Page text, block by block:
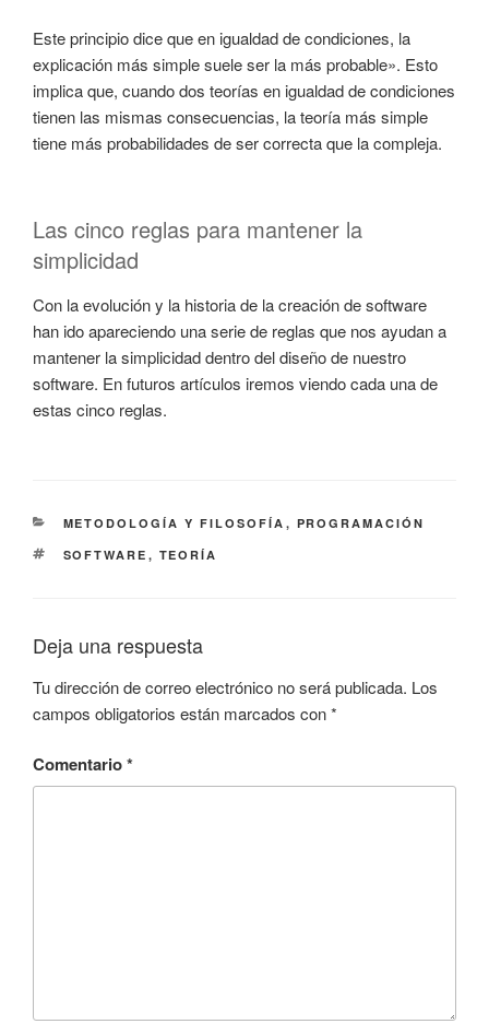
Este principio dice que en igualdad de condiciones, la
explicación más simple suele ser la más probable». Esto
implica que, cuando dos teorías en igualdad de condiciones
tienen las mismas consecuencias, la teoría más simple
tiene más probabilidades de ser correcta que la compleja.
Las cinco reglas para mantener la
simplicidad
Con la evolución y la historia de la creación de software
han ido apareciendo una serie de reglas que nos ayudan a
mantener la simplicidad dentro del diseño de nuestro
software. En futuros artículos iremos viendo cada una de
estas cinco reglas.
CATEGORÍAS
METODOLOGÍA Y FILOSOFÍA , PROGRAMACIÓN
ETIQUETAS
SOFTWARE , TEORÍA
Deja una respuesta
Tu dirección de correo electrónico no será publicada. Los
campos obligatorios están marcados con*
Comentario*